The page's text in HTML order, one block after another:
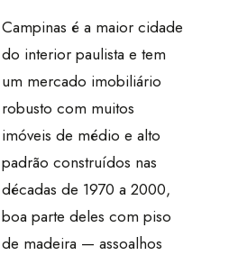
Campinas é a maior cidade
do interior paulista e tem
um mercado imobiliário
robusto com muitos
imóveis de médio e alto
padrão construídos nas
décadas de 1970 a 2000,
boa parte deles com piso
de madeira — assoalhos